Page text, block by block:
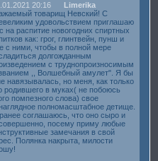
20:16
Limerika
товарищ Невский! С
удовольствием приглашаю
на распитие новогодних спиртных
как: грог, глинтвейн, пунш и
с ними, чтобы в полной мере
долгожданным
с труднопроизносимым
,, Волшебный амулет". Я бы
навязывалась, но меня, как только
родившего в муках( не побоюсь
помпезного слова) свое
полномасштабное детище.
соглашаюсь, что оно сыро и
посему приму любые
замечания в свой
Полянка накрыта, милости